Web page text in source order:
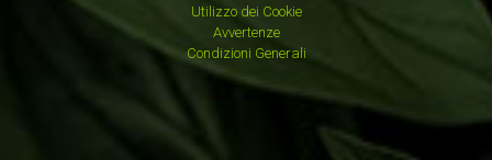
Utilizzo dei Cookie
Avvertenze
Condizioni Generali